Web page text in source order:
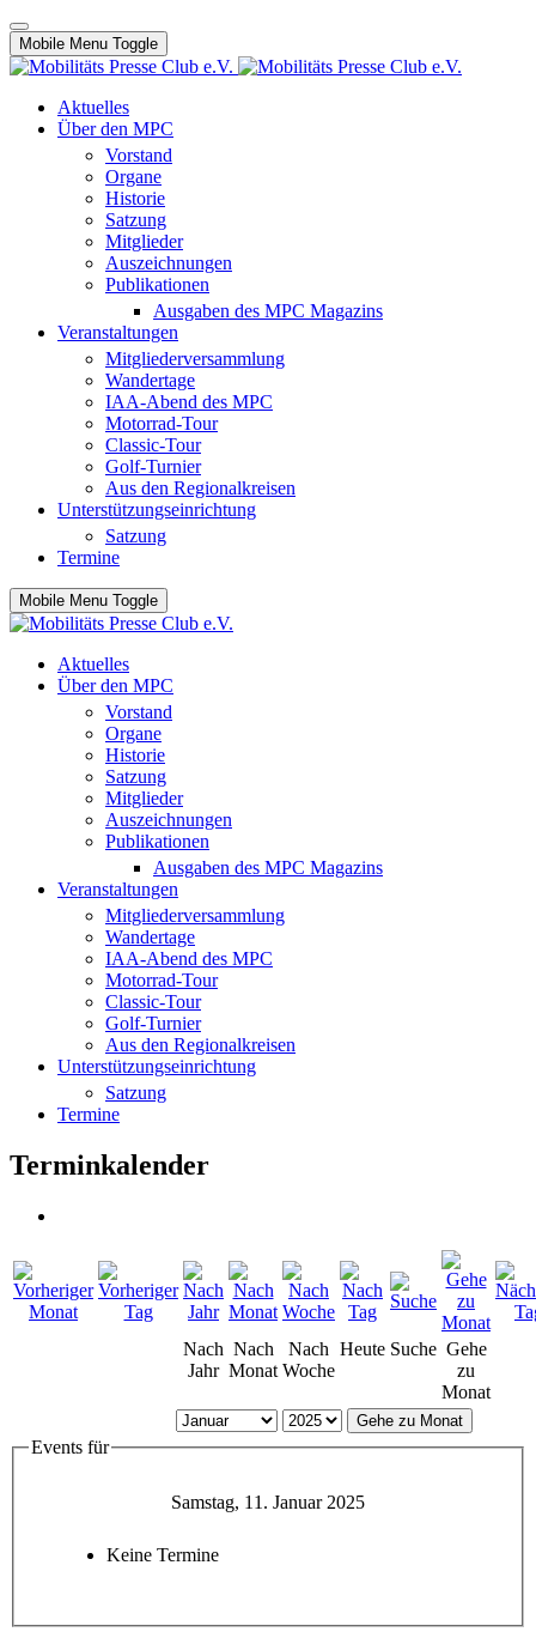
Mobile Menu Toggle
Aktuelles
Über den MPC
Vorstand
Organe
Historie
Satzung
Mitglieder
Auszeichnungen
Publikationen
Ausgaben des MPC Magazins
Veranstaltungen
Mitgliederversammlung
Wandertage
IAA-Abend des MPC
Motorrad-Tour
Classic-Tour
Golf-Turnier
Aus den Regionalkreisen
Unterstützungseinrichtung
Satzung
Termine
Mobile Menu Toggle
Aktuelles
Über den MPC
Vorstand
Organe
Historie
Satzung
Mitglieder
Auszeichnungen
Publikationen
Ausgaben des MPC Magazins
Veranstaltungen
Mitgliederversammlung
Wandertage
IAA-Abend des MPC
Motorrad-Tour
Classic-Tour
Golf-Turnier
Aus den Regionalkreisen
Unterstützungseinrichtung
Satzung
Termine
Terminkalender
Nach
Jahr
Nach
Monat
Nach
Woche
Heute Suche Gehe
zu
Monat
Gehe zu Monat
Events für
Samstag, 11. Januar 2025
Keine Termine